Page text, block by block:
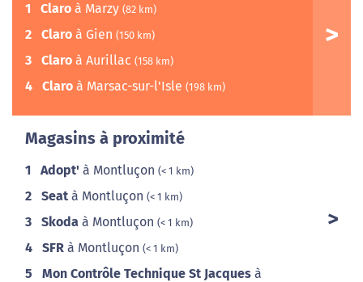
1 Claro à Marzy (82 km)
2 Claro à Gien (150 km)
3 Claro à Aurillac (158 km)
4 Claro à Marsac-sur-l'Isle (198 km)
Magasins à proximité
1 Adopt' à Montluçon (< 1 km)
2 Seat à Montluçon (< 1 km)
3 Skoda à Montluçon (< 1 km)
4 SFR à Montluçon (< 1 km)
5 Mon Contrôle Technique St Jacques à